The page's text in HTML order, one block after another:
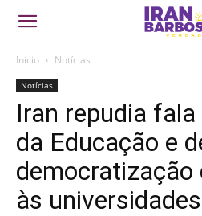
Início Notícias
Notícias
Iran repudia
da Educação e
democratização
às universidades